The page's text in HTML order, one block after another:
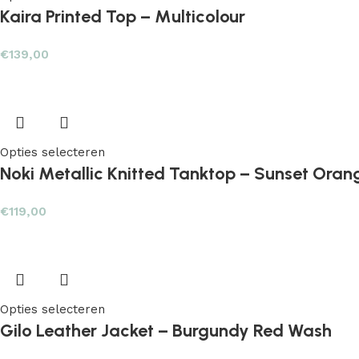
Kaira Printed Top – Multicolour
€139,00
Opties selecteren
Noki Metallic Knitted Tanktop – Sunset
€119,00
Opties selecteren
Gilo Leather Jacket – Burgundy Red Wash